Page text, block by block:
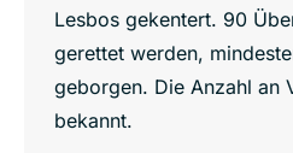
Lesbos gekentert. 90
gerettet werden,
geborgen. Die Anzahl an
bekannt.